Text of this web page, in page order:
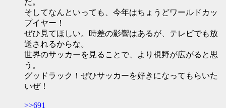
だ。
そしてなんといっても、今年はちょうどワールドカッ
プイヤー！
ぜひ見てほしい。時差の影響はあるが、テレビでも放
送されるからな。
世界のサッカーを見ることで、より視野が広がると思
う。
グッドラック！ぜひサッカーを好きになってもらいた
いぜ！
>>691